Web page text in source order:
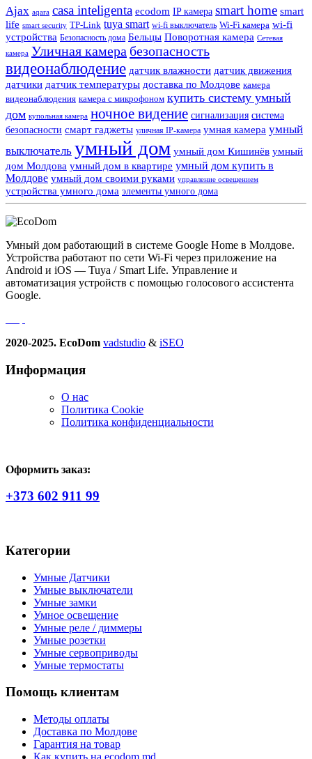
Ajax aqara casa inteligenta ecodom IP камера smart home smart
life smart security TP-Link tuya smart wi-fi выключатель Wi-Fi камера wi-fi
устройства Безопасность дома Бельцы Поворотная камера Сетевая
камера Уличная камера безопасность
видеонаблюдение датчик влажности датчик движения
датчики датчик температуры доставка по Молдове камера
видеонаблюдения камера с микрофоном купить систему умный
дом купольная камера ночное видение сигнализация система
безопасности смарт гаджеты уличная IP-камера умная камера умный
выключатель умный дом умный дом Кишинёв умный
дом Молдова умный дом в квартире умный дом купить в
Молдове умный дом своими руками управление освещением
устройства умного дома элементы умного дома
Умный дом работающий в системе Google Home в Молдове.
Устройства работают по сети Wi-Fi через приложение на
Android и iOS — Tuya / Smart Life. Управление и
автоматизация устройств с помощью голосового ассистента
Google.
2020-2025. EcoDom vadstudio & iSEO
Информация
О нас
Политика Сookie
Политика конфиденциальности
Оформить заказ:
+373 602 911 99
Категории
Умные Датчики
Умные выключатели
Умные замки
Умное освещение
Умные реле / диммеры
Умные розетки
Умные сервоприводы
Умные термостаты
Помощь клиентам
Методы оплаты
Доставка по Молдове
Гарантия на товар
Как купить на ecodom.md